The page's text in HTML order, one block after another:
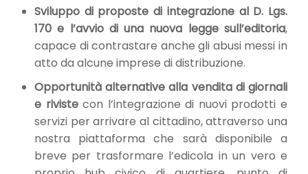
Sviluppo di proposte di integrazione al D. Lgs.
170 e l’avvio di una nuova legge sull’editoria,
capace di contrastare anche gli abusi messi in
atto da alcune imprese di distribuzione.
Opportunità alternative alla vendita di giornali
e rivistecon l’integrazione di nuovi prodotti e
servizi per arrivare al cittadino, attraverso una
nostra piattaforma che sarà disponibile a
breve per trasformare l’edicola in un vero e